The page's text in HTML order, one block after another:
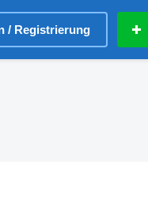
/ Registrierung